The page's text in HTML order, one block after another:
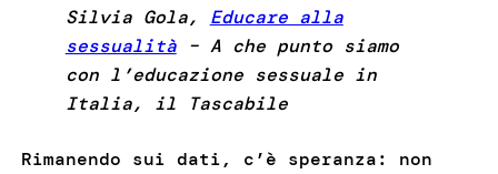
Silvia Gola, Educare alla
sessualità– A che punto siamo
con l’educazione sessuale in
Italia,
il Tascabile
Rimanendo sui dati, c’è speranza: non